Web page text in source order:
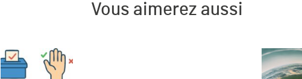
Vous aimerez aussi